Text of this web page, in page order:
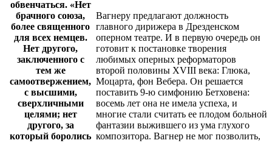
обвенчаться. «Нет
брачного союза,
более священного
для всех немцев.
Нет другого,
заключенного с
тем же
самоотвержением,
с высшими,
сверхличными
целями; нет
другого, за
который боролись
Вагнеру предлагают должность
главного дирижера в Дрезденском
оперном театре. И в первую очередь он
готовит к постановке творения
любимых оперных реформаторов
второй половины XVIII века: Глюка,
Моцарта, фон Вебера. Он решается
поставить 9-ю симфонию Бетховена:
восемь лет она не имела успеха, и
многие стали считать ее плодом больной
фантазии выжившего из ума глухого
композитора. Вагнер не мог позволить,